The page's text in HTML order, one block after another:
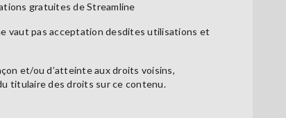
gratuites de Streamline
vaut pas acceptation desdites utilisations et
et/ou d’atteinte aux droits voisins,
titulaire des droits sur ce contenu.